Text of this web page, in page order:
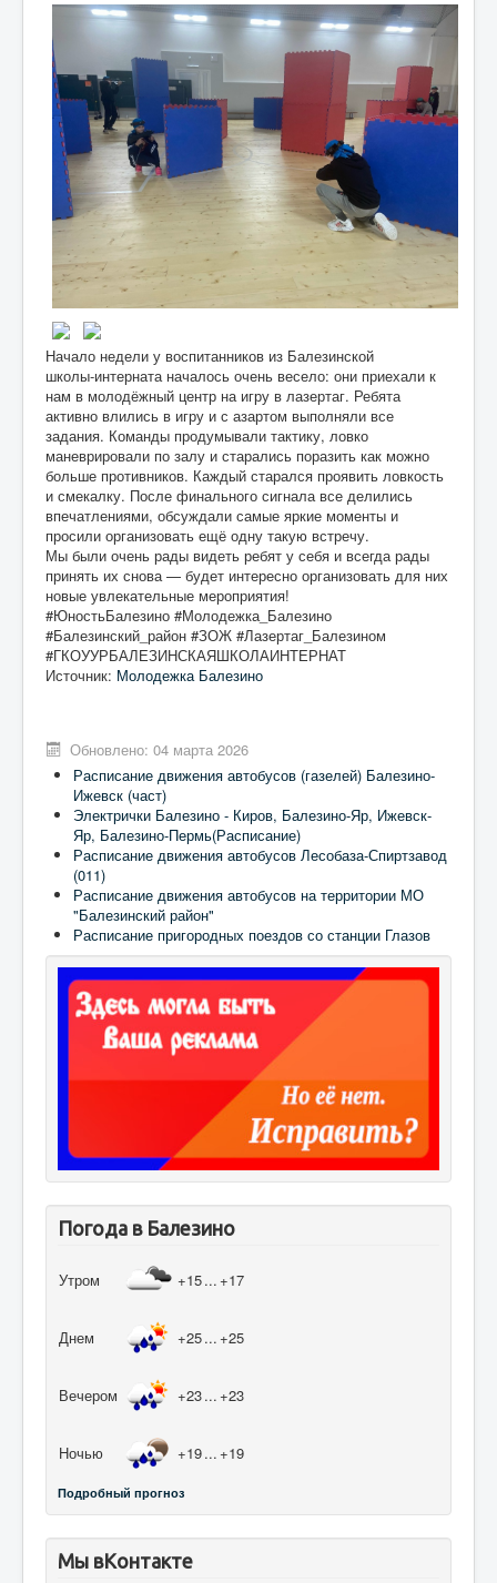
Начало недели у воспитанников из Балезинской
школы‑интерната началось очень весело: они приехали к
нам в молодёжный центр на игру в лазертаг. Ребята
активно влились в игру и с азартом выполняли все
задания. Команды продумывали тактику, ловко
маневрировали по залу и старались поразить как можно
больше противников. Каждый старался проявить ловкость
и смекалку. После финального сигнала все делились
впечатлениями, обсуждали самые яркие моменты и
просили организовать ещё одну такую встречу.
Мы были очень рады видеть ребят у себя и всегда рады
принять их снова — будет интересно организовать для них
новые увлекательные мероприятия!
#ЮностьБалезино #Молодежка_Балезино
#Балезинский_район #ЗОЖ #Лазертаг_Балезином
#ГКОУУРБАЛЕЗИНСКАЯШКОЛАИНТЕРНАТ
Источник: Молодежка Балезино
Обновлено: 04 марта 2026
Расписание движения автобусов (газелей) Балезино-
Ижевск (част)
Электрички Балезино - Киров, Балезино-Яр, Ижевск-
Яр, Балезино-Пермь(Расписание)
Расписание движения автобусов Лесобаза-Спиртзавод
(011)
Расписание движения автобусов на территории МО
"Балезинский район"
Расписание пригородных поездов со станции Глазов
Погода в Балезино
Утром +15... +17
Днем +25... +25
Вечером +23... +23
Ночью +19... +19
Подробный прогноз
Мы вКонтакте